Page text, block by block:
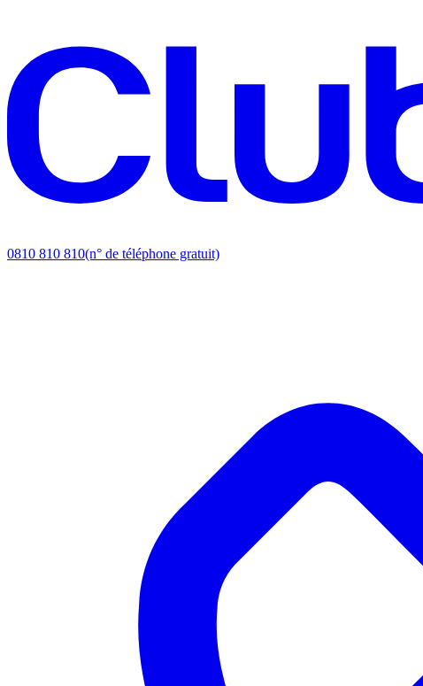
0810 810 810(n° de téléphone gratuit)